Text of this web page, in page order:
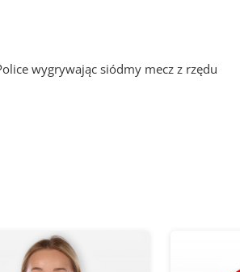
wygrywając siódmy mecz z rzędu